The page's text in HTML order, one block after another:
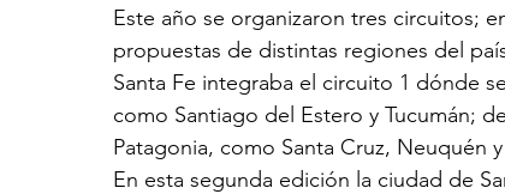
Este año se organizaron tres circuitos;
propuestas de distintas regiones del
Santa Fe integraba el circuito 1 dónde
como Santiago del Estero y Tucumán;
Patagonia, como Santa Cruz, Neuquén
En esta segunda edición la ciudad de